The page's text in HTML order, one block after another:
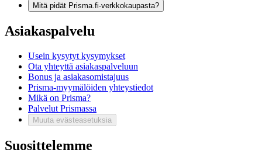
Mitä pidät Prisma.fi-verkkokaupasta?
Asiakaspalvelu
Usein kysytyt kysymykset
Ota yhteyttä asiakaspalveluun
Bonus ja asiakasomistajuus
Prisma-myymälöiden yhteystiedot
Mikä on Prisma?
Palvelut Prismassa
Muuta evästeasetuksia
Suosittelemme